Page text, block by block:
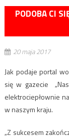
PODOBA CI
20 maja 2017
Jak podaje portal
się w gazecie
elektrociepłownie
w naszym kraju.
„Z sukcesem